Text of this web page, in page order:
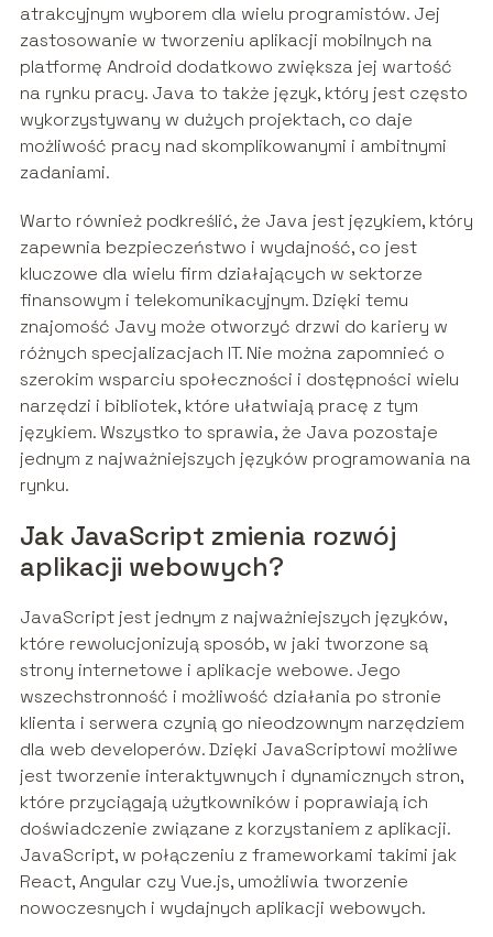
atrakcyjnym wyborem dla wielu programistów. Jej
zastosowanie w tworzeniu aplikacji mobilnych na
platformę Android dodatkowo zwiększa jej wartość
na rynku pracy. Java to także język, który jest często
wykorzystywany w dużych projektach, co daje
możliwość pracy nad skomplikowanymi i ambitnymi
zadaniami.
Warto również podkreślić, że Java jest językiem, który
zapewnia bezpieczeństwo i wydajność, co jest
kluczowe dla wielu firm działających w sektorze
finansowym i telekomunikacyjnym. Dzięki temu
znajomość Javy może otworzyć drzwi do kariery w
różnych specjalizacjach IT. Nie można zapomnieć o
szerokim wsparciu społeczności i dostępności wielu
narzędzi i bibliotek, które ułatwiają pracę z tym
językiem. Wszystko to sprawia, że Java pozostaje
jednym z najważniejszych języków programowania na
rynku.
Jak JavaScript zmienia rozwój
aplikacji webowych?
JavaScript jest jednym z najważniejszych języków,
które rewolucjonizują sposób, w jaki tworzone są
strony internetowe i aplikacje webowe. Jego
wszechstronność i możliwość działania po stronie
klienta i serwera czynią go nieodzownym narzędziem
dla web developerów. Dzięki JavaScriptowi możliwe
jest tworzenie interaktywnych i dynamicznych stron,
które przyciągają użytkowników i poprawiają ich
doświadczenie związane z korzystaniem z aplikacji.
JavaScript, w połączeniu z frameworkami takimi jak
React, Angular czy Vue.js, umożliwia tworzenie
nowoczesnych i wydajnych aplikacji webowych.